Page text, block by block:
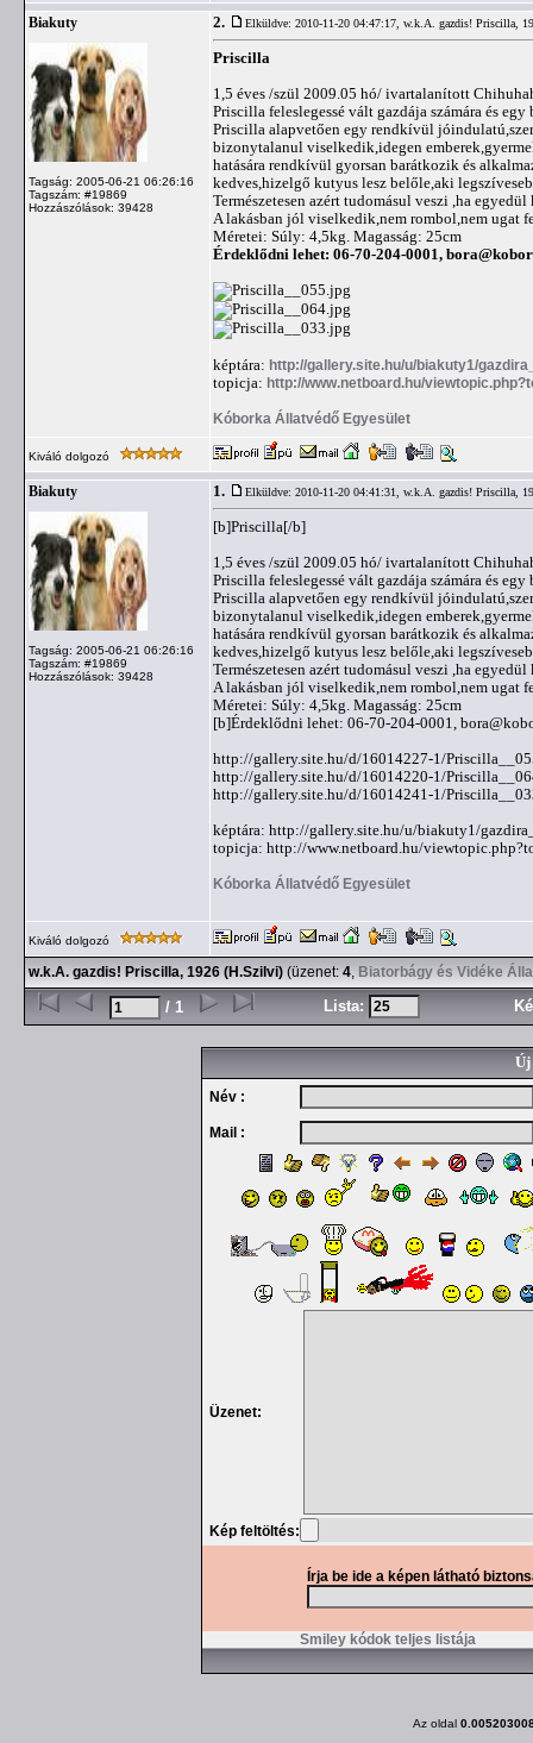
Biakuty
Tagság: 2005-06-21 06:26:16
Tagszám: #19869
Hozzászólások: 39428
2. Elküldve: 2010-11-20 04:47:17, w.k.A. gazdis! Priscilla,
Priscilla
1,5 éves /szül 2009.05 hó/ ivartalanított
Priscilla feleslegessé vált gazdája számára és
Priscilla alapvetően egy rendkívül
bizonytalanul viselkedik,idegen
hatására rendkívül gyorsan barátkozik és
kedves,hizelgő kutyus lesz belőle,aki
Természetesen azért tudomásul veszi ,ha
A lakásban jól viselkedik,nem rombol,nem ugat
Méretei: Súly: 4,5kg. Magasság: 25cm
Érdeklődni lehet: 06-70-204-0001,
képtára: http://gallery.site.hu/u/biakuty1/
topicja: http://www.netboard.hu/
Kóborka Állatvédő Egyesület
Kiváló dolgozó
Biakuty
Tagság: 2005-06-21 06:26:16
Tagszám: #19869
Hozzászólások: 39428
1. Elküldve: 2010-11-20 04:41:31, w.k.A. gazdis! Priscilla,
[b]Priscilla[/b]
1,5 éves /szül 2009.05 hó/ ivartalanított
Priscilla feleslegessé vált gazdája számára és
Priscilla alapvetően egy rendkívül
bizonytalanul viselkedik,idegen
hatására rendkívül gyorsan barátkozik és
kedves,hizelgő kutyus lesz belőle,aki
Természetesen azért tudomásul veszi ,ha
A lakásban jól viselkedik,nem rombol,nem ugat
Méretei: Súly: 4,5kg. Magasság: 25cm
[b]Érdeklődni lehet: 06-70-204-0001,
http://gallery.site.hu/d/16014227-1/
http://gallery.site.hu/d/16014220-1/
http://gallery.site.hu/d/16014241-1/
képtára: http://gallery.site.hu/u/biakuty1/
topicja: http://www.netboard.hu/
Kóborka Állatvédő Egyesület
Kiváló dolgozó
w.k.A. gazdis! Priscilla, 1926 (H.Szilvi) (üzenet: 4, Biatorbágy és Vidéke
/ 1 Lista:
Új
Név :
Mail :
Üzenet:
Kép feltöltés:
Írja be ide a képen látható
Smiley kódok teljes listája
Az oldal